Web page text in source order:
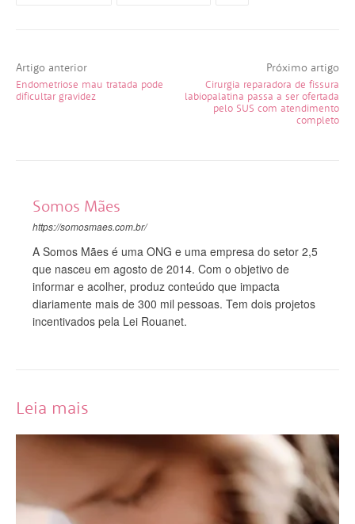
Artigo anterior
Endometriose mau tratada pode
dificultar gravidez
Próximo artigo
Cirurgia reparadora de fissura
labiopalatina passa a ser ofertada
pelo SUS com atendimento
completo
Somos Mães
https://somosmaes.com.br/
A Somos Mães é uma ONG e uma empresa do setor 2,5
que nasceu em agosto de 2014. Com o objetivo de
informar e acolher, produz conteúdo que impacta
diariamente mais de 300 mil pessoas. Tem dois projetos
incentivados pela Lei Rouanet.
Leia mais